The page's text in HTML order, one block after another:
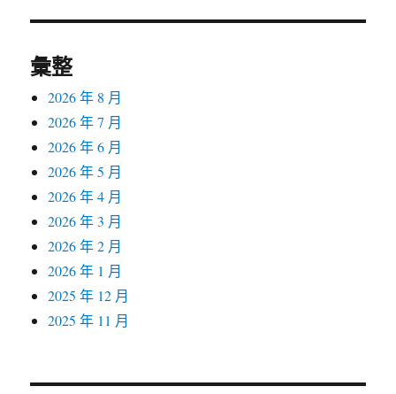
彙整
2026 年 8 月
2026 年 7 月
2026 年 6 月
2026 年 5 月
2026 年 4 月
2026 年 3 月
2026 年 2 月
2026 年 1 月
2025 年 12 月
2025 年 11 月